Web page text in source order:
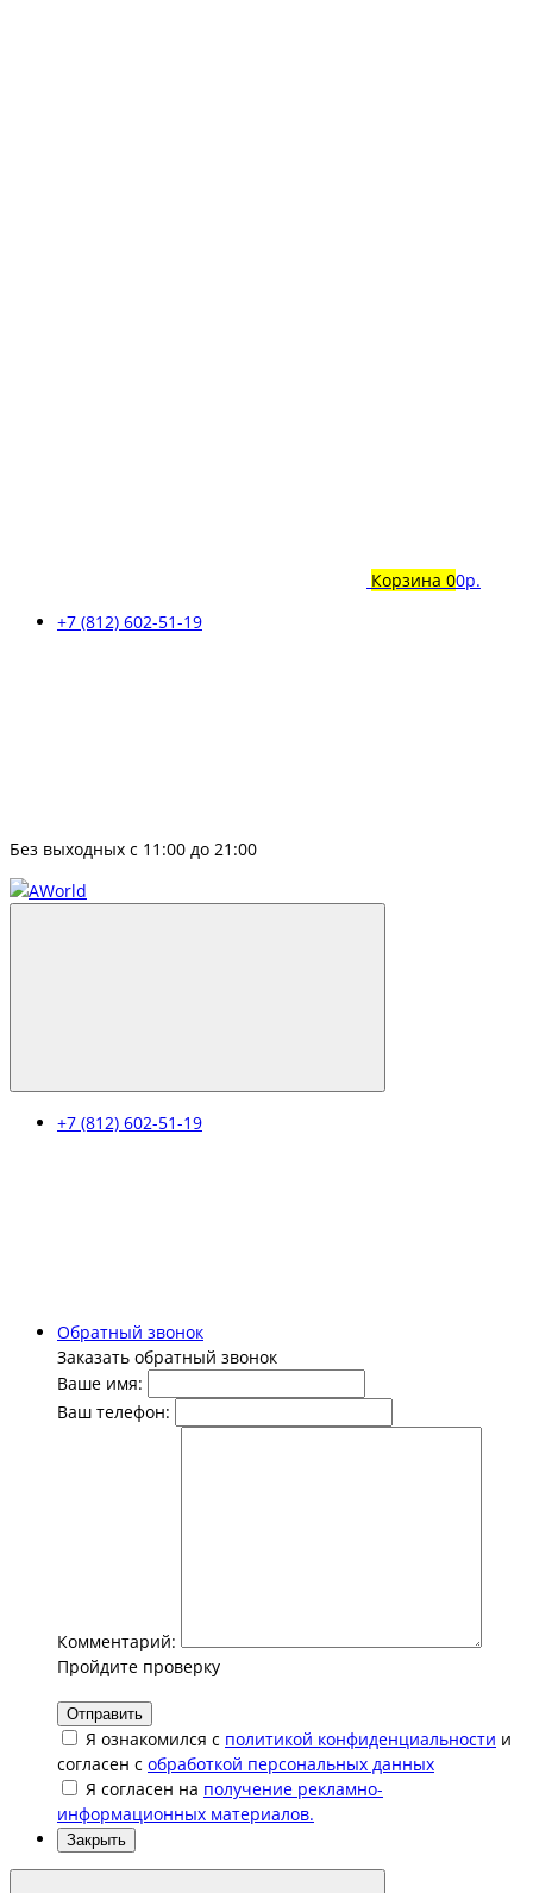
Корзина 00р.
+7 (812) 602-51-19
Без выходных с 11:00 до 21:00
+7 (812) 602-51-19
Обратный звонок
Заказать обратный звонок
Ваше имя:
Ваш телефон:
Комментарий:
Пройдите проверку
Отправить
Я ознакомился с политикой конфиденциальности и
согласен с обработкой персональных данных
Я согласен на получение рекламно-
информационных материалов.
Закрыть